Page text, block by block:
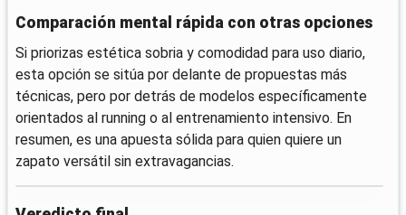
Comparación mental rápida con otras opciones
Si priorizas estética sobria y comodidad para uso diario,
esta opción se sitúa por delante de propuestas más
técnicas, pero por detrás de modelos específicamente
orientados al running o al entrenamiento intensivo. En
resumen, es una apuesta sólida para quien quiere un
zapato versátil sin extravagancias.